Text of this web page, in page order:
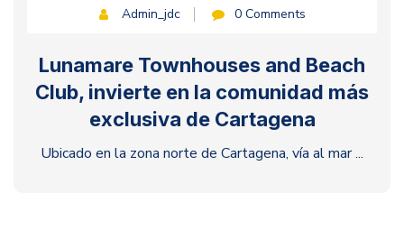
Admin_jdc 0 Comments
Lunamare Townhouses and Beach
Club, invierte en la comunidad más
exclusiva de Cartagena
Ubicado en la zona norte de Cartagena, vía al mar ...